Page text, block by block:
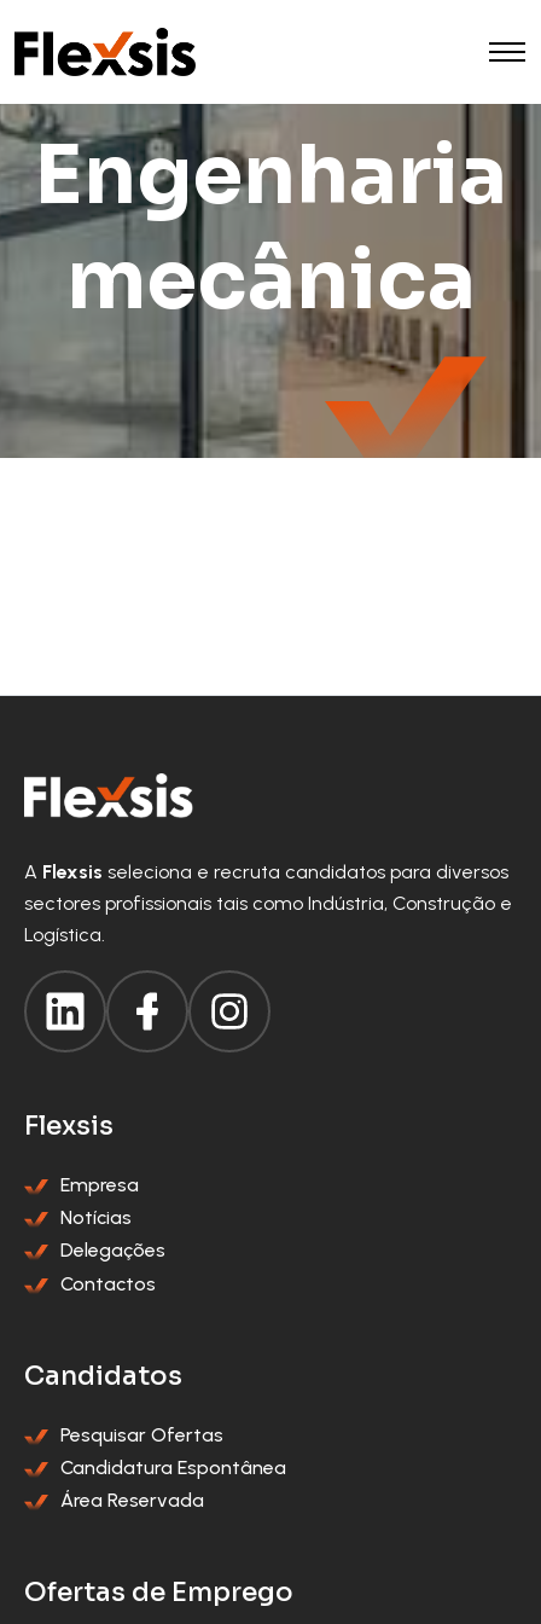
Engenharia
mecânica
A Flexsis seleciona e recruta candidatos para diversos
sectores profissionais tais como Indústria, Construção e
Logística.
Flexsis
Empresa
Notícias
Delegações
Contactos
Candidatos
Pesquisar Ofertas
Candidatura Espontânea
Área Reservada
Ofertas de Emprego